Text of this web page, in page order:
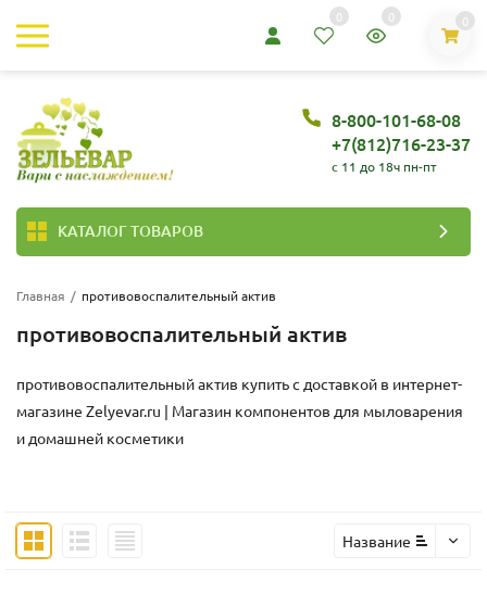
0 0 0
8-800-101-68-08
+7(812)716-23-37
c 11 до 18ч пн-пт
КАТАЛОГ ТОВАРОВ
Главная / противовоспалительный актив
противовоспалительный актив
противовоспалительный актив купить с доставкой в интернет-
магазине Zelyevar.ru | Магазин компонентов для мыловарения
и домашней косметики
Название